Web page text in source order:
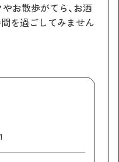
お散歩がてら、お洒
を過ごしてみません